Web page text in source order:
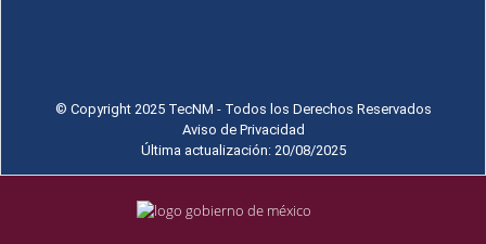
© Copyright 2025 TecNM - Todos los Derechos Reservados
Aviso de Privacidad
Última actualización: 20/08/2025